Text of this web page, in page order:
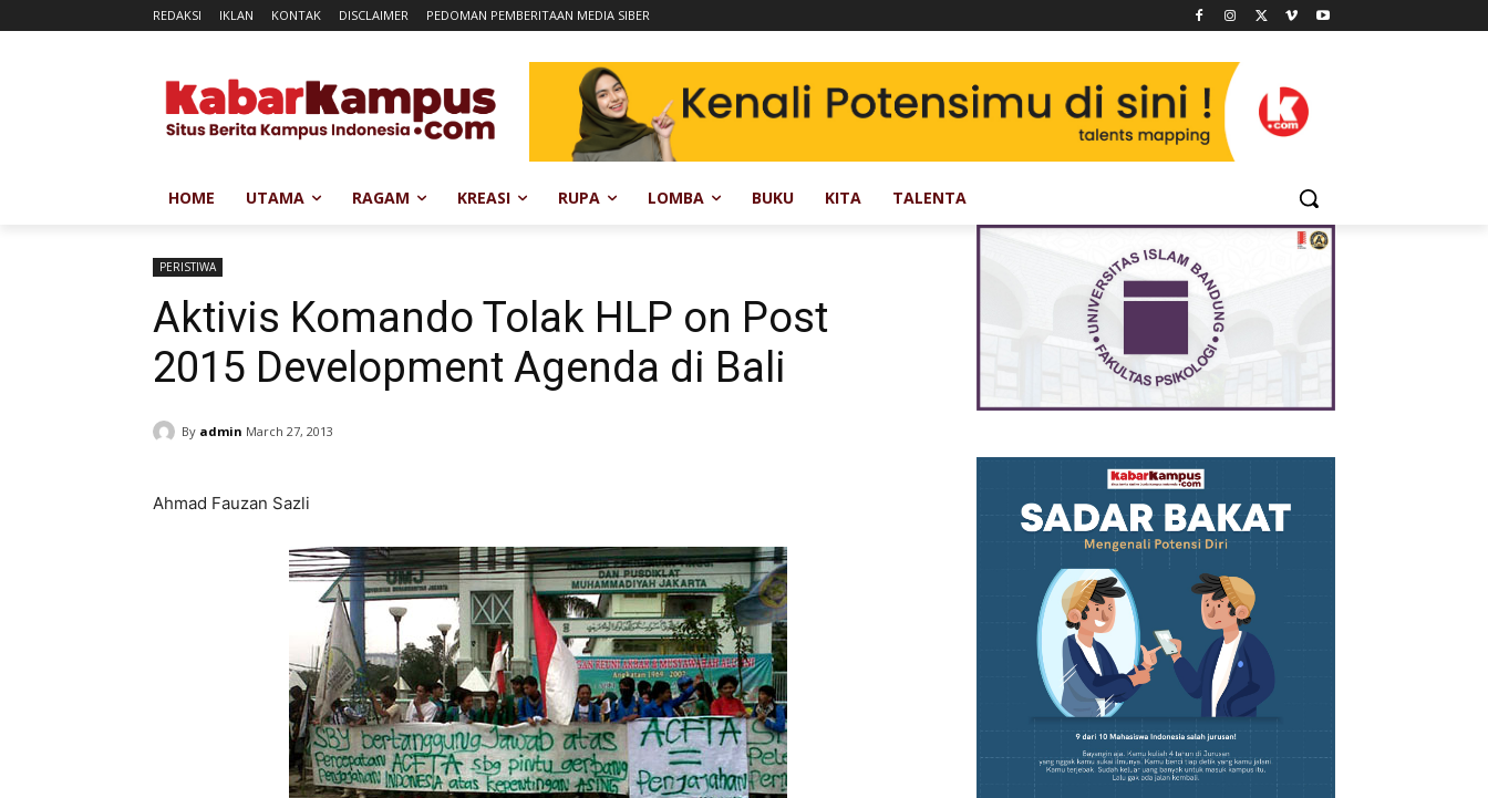
REDAKSI IKLAN KONTAK DISCLAIMER PEDOMAN PEMBERITAAN MEDIA SIBER
HOME UTAMA RAGAM KREASI RUPA LOMBA BUKU KITA TALENTA
PERISTIWA
Aktivis Komando Tolak HLP on Post
2015 Development Agenda di Bali
By admin March 27, 2013
Ahmad Fauzan Sazli